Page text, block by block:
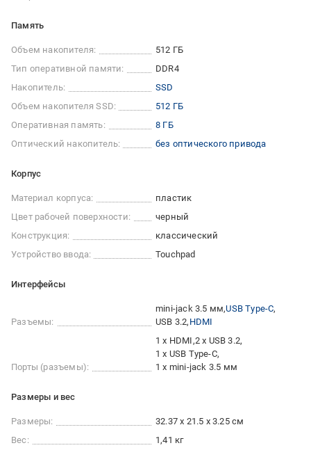
Память
Объем накопителя:
512 ГБ
Тип оперативной памяти:
DDR4
Накопитель:
SSD
Объем накопителя SSD:
512 ГБ
Оперативная память:
8 ГБ
Оптический накопитель:
без оптического привода
Корпус
Материал корпуса:
пластик
Цвет рабочей поверхности:
черный
Конструкция:
классический
Устройство ввода:
Touchpad
Интерфейсы
Разъемы:
mini-jack 3.5 мм USB Type-C
USB 3.2 HDMI
Порты (разъемы):
1 x HDMI 2 x USB 3.2
1 x USB Type-C
1 x mini-jack 3.5 мм
Размеры и вес
Размеры:
32.37 x 21.5 x 3.25 см
Вес:
1,41 кг